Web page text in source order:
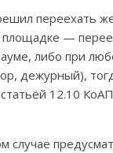
переехать
площадке —
либо при
дежурный),
12.10
случае